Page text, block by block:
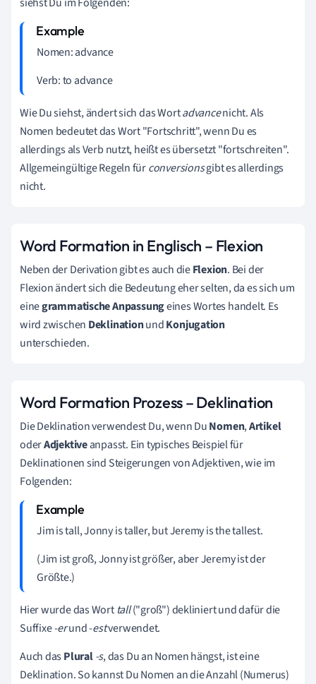
Nomen: advance
Verb: to advance
Wie Du siehst, ändert sich das Wortadvancenicht. Als
Nomen bedeutet das Wort "Fortschritt", wenn Du es
allerdings als Verb nutzt, heißt es übersetzt "fortschreiten".
Allgemeingültige Regeln fürconversionsgibt es allerdings
nicht.
Word Formation in Englisch – Flexion
Neben der Derivation gibt es auch dieFlexion. Bei der
Flexion ändert sich die Bedeutung eher selten, da es sich um
einegrammatische Anpassungeines Wortes handelt. Es
wird zwischen DeklinationundKonjugation
unterschieden.
Word Formation Prozess – Deklination
Die Deklination verwendest Du, wenn DuNomen,Artikel
oderAdjektiveanpasst. Ein typisches Beispiel für
Deklinationen sind Steigerungen von Adjektiven, wie im
Folgenden:
Jim is tall, Jonny is taller, but Jeremy is the tallest.
(Jim ist groß, Jonny ist größer, aber Jeremy ist der
Größte.)
Hier wurde das Wort tall("groß")dekliniert und dafür die
Suffixe-erund -estverwendet.
Auch dasPlural-s, das Du an Nomen hängst, ist eine
Deklination. So kannst Du Nomen an die Anzahl (Numerus)